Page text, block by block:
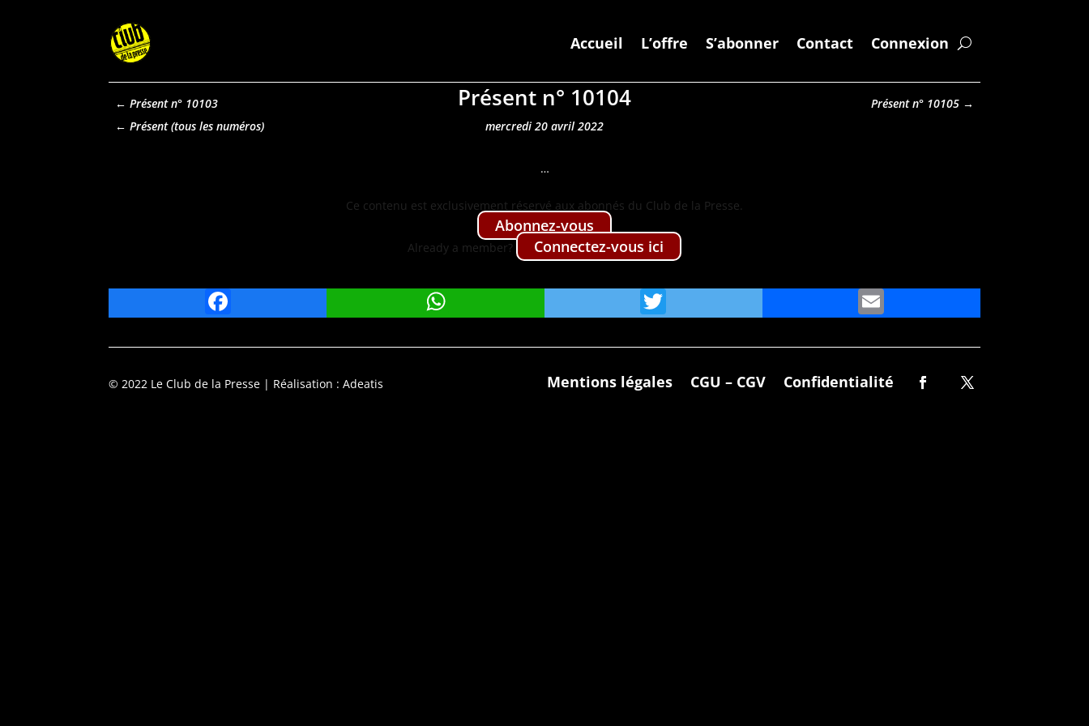
Accueil L’offre S’abonner Contact Connexion
←Présent n° 10103
Présent
Présent n° 10104
mercredi 20 avril 2022
Présent n° 10105→
…
Ce con­tenu est exclu­sive­ment réservé aux abon­nés du Club de la Presse.
Abon­nez-vous
Already a mem­ber? Con­nectez-vous ici
© 2022 Le Club de la Presse | Réalisation : Adeatis Mentions légales CGU – CGV Confidentialité